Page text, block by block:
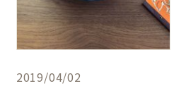
2019/04/02